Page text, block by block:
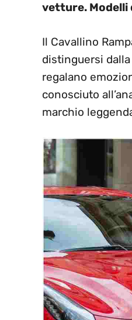
vetture. Modelli
Il Cavallino
distinguersi
regalano
conosciuto
marchio